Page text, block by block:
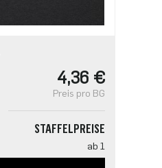
4,36 €
Preis pro BG
STAFFELPREISE
ab 1